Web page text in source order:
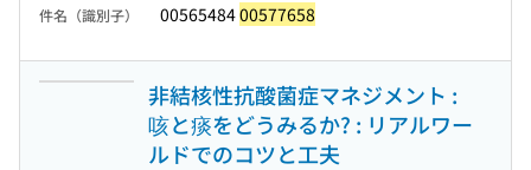
件名（識別子） 0056548400577658
非結核性抗酸菌症マネジメント :
咳と痰をどうみるか? : リアルワー
ルドでのコツと工夫